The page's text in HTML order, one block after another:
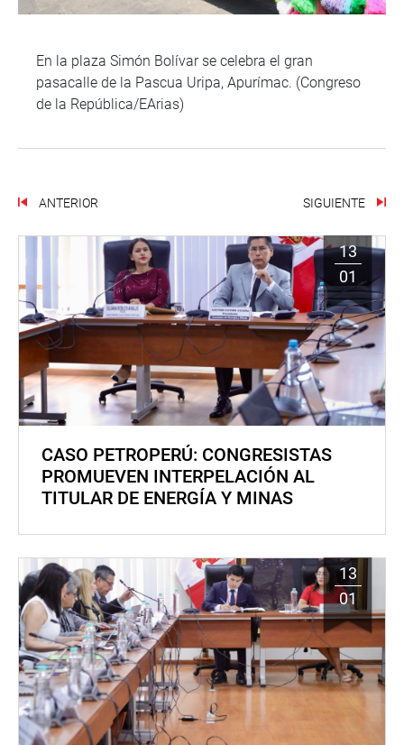
En la plaza Simón Bolívar se celebra el gran
pasacalle de la Pascua Uripa, Apurímac. (Congreso
de la República/EArias)
ANTERIOR SIGUIENTE
13
01
CASO PETROPERÚ: CONGRESISTAS
PROMUEVEN INTERPELACIÓN AL
TITULAR DE ENERGÍA Y MINAS
13
01